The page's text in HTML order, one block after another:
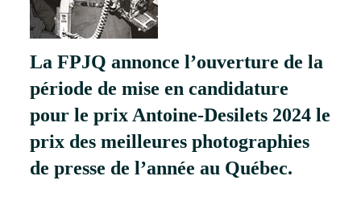
La FPJQ annonce l’ouverture de la
période de mise en candidature
pour le prix Antoine-Desilets 2024 le
prix des meilleures photographies
de presse de l’année au Québec.